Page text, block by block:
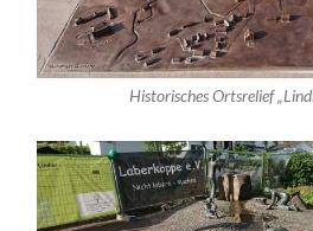
Historisches Ortsrelief